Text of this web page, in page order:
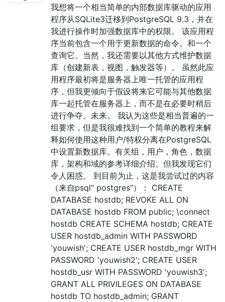
我想将一个相当简单的内部数据库驱动的应用
程序从SQLite3迁移到PostgreSQL 9.3，并在
我进行操作时加强数据库中的权限。 该应用程
序当前包含一个用于更新数据的命令。和一个
查询它。当然，我还需要以其他方式维护数据
库（创建新表，视图，触发器等）。 虽然此应
用程序最初将是服务器上唯一托管的应用程
序，但我更倾向于假设将来它可能与其他数据
库一起托管在服务器上，而不是在必要时稍后
进行争夺。未来。 我认为这些是相当普遍的一
组要求，但是我很难找到一个简单的教程来解
释如何使用这种用户/特权分离在PostgreSQL
中设置新数据库。有关组，用户，角色，数据
库，架构和域的参考详细介绍。但我发现它们
令人困惑。 到目前为止，这是我尝试过的内容
（来自psql“ postgres”）： CREATE
DATABASE hostdb; REVOKE ALL ON
DATABASE hostdb FROM public; \connect
hostdb CREATE SCHEMA hostdb; CREATE
USER hostdb_admin WITH PASSWORD
'youwish'; CREATE USER hostdb_mgr WITH
PASSWORD 'youwish2'; CREATE USER
hostdb_usr WITH PASSWORD 'youwish3';
GRANT ALL PRIVILEGES ON DATABASE
hostdb TO hostdb_admin; GRANT